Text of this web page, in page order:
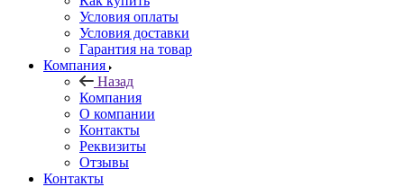
Условия оплаты
Условия доставки
Гарантия на товар
Компания
Назад
Компания
О компании
Контакты
Реквизиты
Отзывы
Контакты